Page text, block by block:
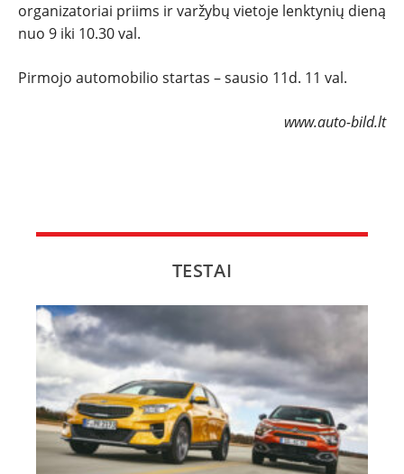
organizatoriai priims ir varžybų vietoje lenktynių dieną
nuo 9 iki 10.30 val.
Pirmojo automobilio startas – sausio 11d. 11 val.
www.auto-bild.lt
TESTAI